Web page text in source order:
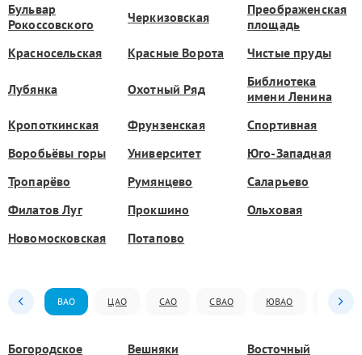
Бульвар
Рокоссовского
Черкизовская
Преображенская
площадь
Красносельская
Красные Ворота Чистые пруды
Лубянка Охотный Ряд
Библиотека
имени Ленина
Кропоткинская
Фрунзенская
Спортивная
Воробьёвы горы
Университет
Юго-Западная
Тропарёво
Румянцево
Саларьево
Филатов Луг
Прокшино
Ольховая
Новомосковская
Потапово
ВАО ЦАО САО СВАО ЮВАО ЮАО
Богородское Вешняки Восточный